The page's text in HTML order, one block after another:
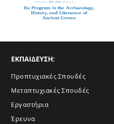
ΕΚΠΑΙΔΕΥΣΗ:
Προπτυχιακές Σπουδές
Μεταπτυχιακές Σπουδές
Εργαστήρια
Έρευνα